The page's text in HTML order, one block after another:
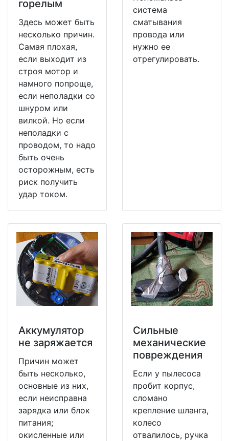
горелым
Здесь может быть
несколько причин.
Самая плохая,
если выходит из
строя мотор и
намного попроще,
если неполадки со
шнуром или
вилкой. Но если
неполадки с
проводом, то надо
быть очень
осторожным, есть
риск получить
удар током.
система
сматывания
провода или
нужно ее
отрегулировать.
Аккумулятор
не заряжается
Причин может
быть несколько,
основные из них,
если неисправна
зарядка или блок
питания;
окисленные или
Сильные
механические
повреждения
Если у пылесоса
пробит корпус,
сломано
крепление шланга,
колесо
отвалилось, ручка